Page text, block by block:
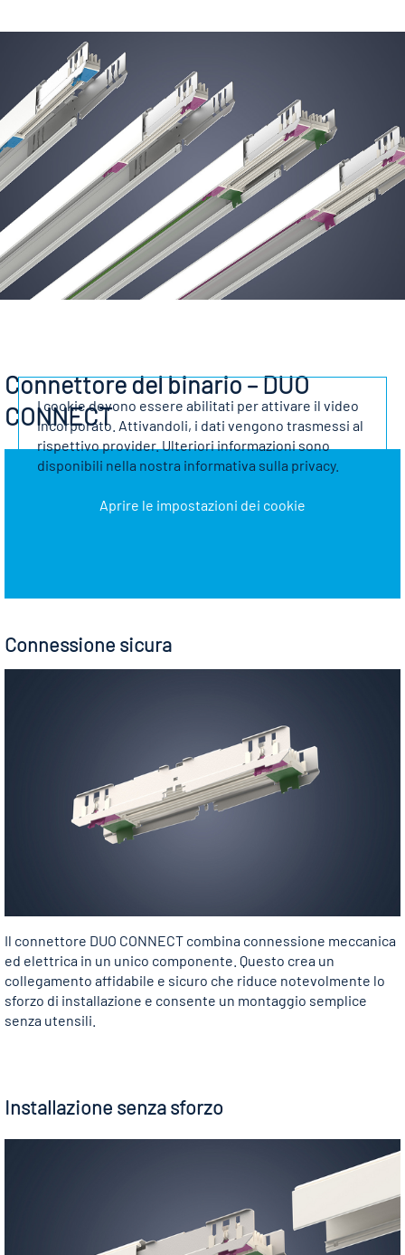
Connettore del binario – DUO
CONNECT
I cookie devono essere abilitati per attivare il video
incorporato. Attivandoli, i dati vengono trasmessi al
rispettivo provider. Ulteriori informazioni sono
disponibili nella nostra informativa sulla privacy.
Aprire le impostazioni dei cookie
Connessione sicura
Il connettore DUO CONNECT combina connessione meccanica
ed elettrica in un unico componente. Questo crea un
collegamento affidabile e sicuro che riduce notevolmente lo
sforzo di installazione e consente un montaggio semplice
senza utensili.
Installazione senza sforzo